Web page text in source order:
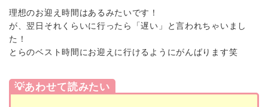
理想のお迎え時間はあるみたいです！
が、翌日それくらいに行ったら「遅い」と言われちゃいまし
た！
とらのベスト時間にお迎えに行けるようにがんばります笑
💡あわせて読みたい